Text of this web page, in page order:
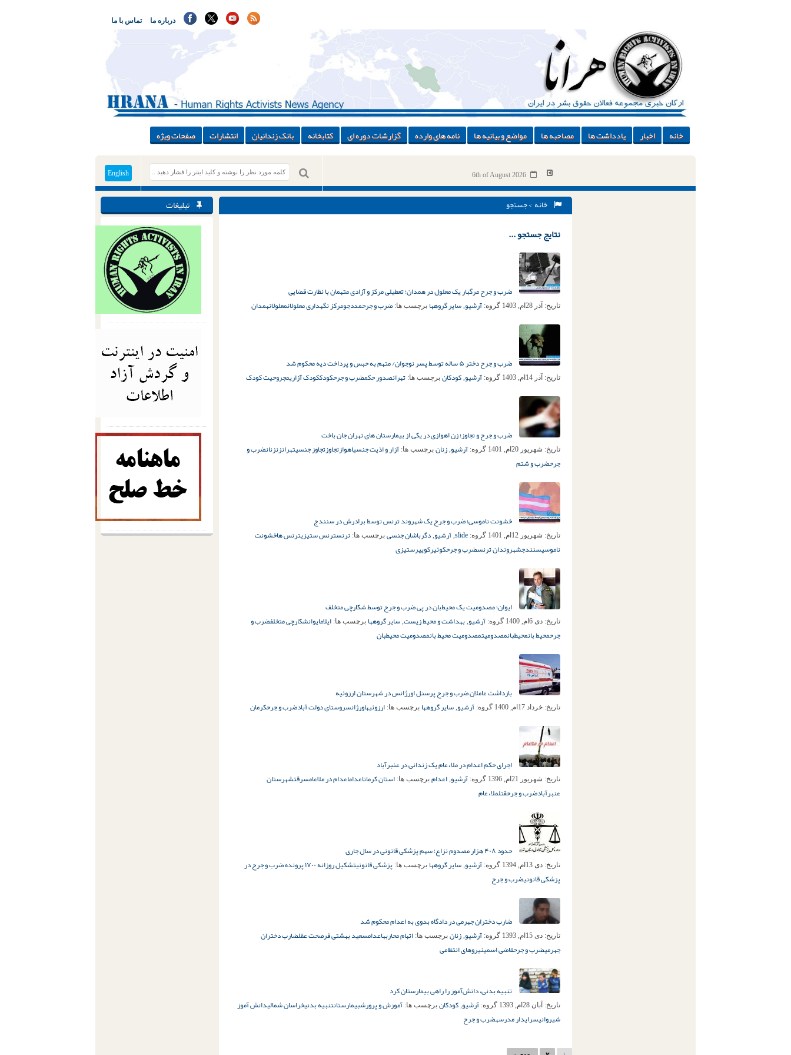
تماس با ما درباره ما
خانه اخبار یادداشت ها مصاحبه ها مواضع و بیانیه ها نامه های وارده گزارشات دوره ای کتابخانه بانک زندانیان انتشارات صفحات ویژه
English 6th of August 2026
تبلیغات خانه > جستجو
نتایج جستجو ...
ضرب‌ و جرح مرگبار یک معلول در همدان؛ تعطیلی مرکز و آزادی متهمان با نظارت قضایی
تاریخ: آذر 28ام, 1403 گروه: آرشیو, سایر گروهها برچسب ها: ضرب و جرحمددجومرکز نگهداری معلولانمعلولانهمدان
ضرب و جرح دختر ۵ ساله توسط پسر نوجوان/ متهم به حبس و پرداخت دیه محکوم شد
تاریخ: آذر 14ام, 1403 گروه: آرشیو, کودکان برچسب ها: تهرانصدور حکمضرب و جرحکودککودک آزاریمجروحیت کودک
ضرب و جرح و تجاوز؛ زن اهوازی در یکی از بیمارستان های تهران جان باخت
تاریخ: شهریور 20ام, 1401 گروه: آرشیو, زنان برچسب ها: آزار و اذیت جنسیاهوازتجاوزتجاوز جنسیتهرانزنزنانضرب و
جرحضرب و شتم
خشونت ناموسی؛ ضرب و جرح یک شهروند ترنس توسط برادرش در سنندج
تاریخ: شهریور 12ام, 1401 گروه: slide
, آرشیو, دگرباشان جنسی برچسب ها: ترنسترنس ستیزیترنس هاخشونت
ناموسیسنندجشهروندان ترنسضرب و جرحکوئیرکوییرستیزی
ایوان؛ مصدومیت یک محیط‌بان در پی ضرب و جرح توسط شکارچی متخلف
تاریخ: دی 6ام, 1400 گروه: آرشیو, بهداشت و محیط زیست, سایر گروهها برچسب ها: ایلامایوانشکارچی متخلفضرب و
جرحمحیط بانمحیطبانمصدومیتمصدومیت محیط بانمصدومیت محیطبان
بازداشت عاملان ضرب و جرح پرسنل اورژانس در شهرستان ارزوئیه
تاریخ: خرداد 17ام, 1400 گروه: آرشیو, سایر گروهها برچسب ها: ارزوئیهاورژانسروستای دولت آبادضرب و جرحکرمان
اجرای حکم اعدام در ملاءعام یک زندانی در عنبرآباد
تاریخ: شهریور 21ام, 1396 گروه: آرشیو, اعدام برچسب ها: استان کرماناعداماعدام در ملاعامسرقتشهرستان
عنبرآبادضرب و جرحقتلملاءعام
حدود ۴۰۸ هزار مصدوم نزاع؛ سهم پزشکی قانونی در سال جاری
تاریخ: دی 13ام, 1394 گروه: آرشیو, سایر گروهها برچسب ها: پزشکی قانونی
تشکیل روزانه ۱۷۰۰ پرونده ضرب و جرح در
پزشکی قانونیضرب و جرح
ضارب دختران جهرمی در دادگاه بدوی به اعدام محکوم شد
تاریخ: دی 15ام, 1393 گروه: آرشیو, زنان برچسب ها: اتهام محاربهاعدامسعید بهشتی فرصحت عقلضارب دختران
جهرمیضرب و جرحقاضی اسمینیروهای انتظامی
تنبیه بدنی، دانش‌آموز را راهی بیمارستان کرد
تاریخ: آبان 28ام, 1393 گروه: آرشیو, کودکان برچسب ها: آموزش و پرورشبیمارستانتنبیه بدنیخراسان شمالیدانش آموز
شیروانیسرایدار مدرسهضرب و جرح